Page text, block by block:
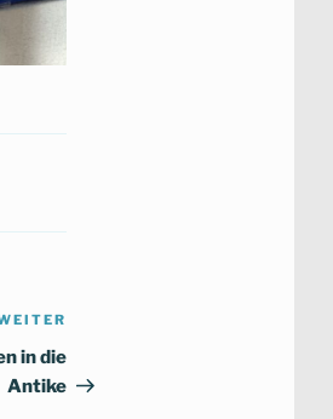
Beitrag
in die
Antike